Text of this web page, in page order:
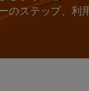
のステップ、利